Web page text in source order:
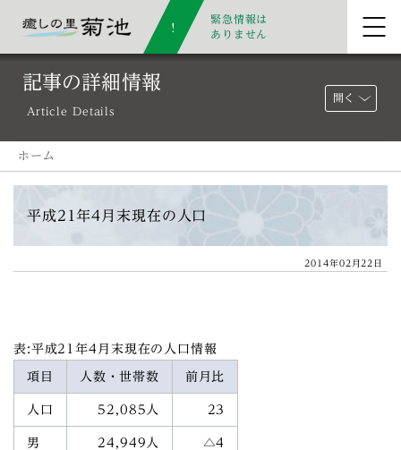
緊急情報は
ありません
記事の詳細情報
Article Details
開く
ホーム
平成21年4月末現在の人口
2014年02月22日
表:平成21年4月末現在の人口情報
項目 人数・世帯数 前月比
人口 52,085人 23
男 24,949人 △4